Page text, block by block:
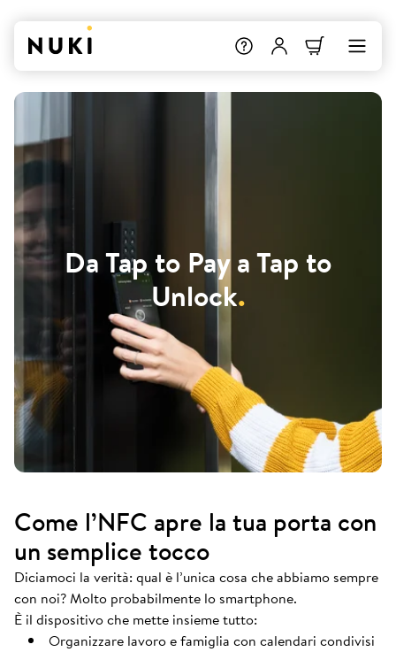
Da Tap to Pay a Tap to
Unlock.
Come l’NFC apre la tua porta con
un semplice tocco
Diciamoci la verità: qual è l’unica cosa che abbiamo sempre
con noi? Molto probabilmente lo smartphone.
È il dispositivo che mette insieme tutto:
Organizzare lavoro e famiglia con calendari condivisi